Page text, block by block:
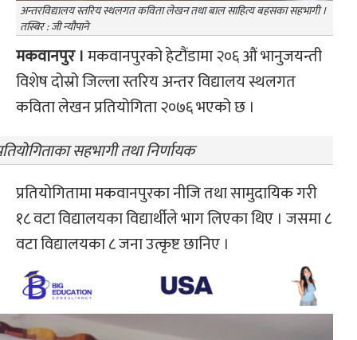
अन्तरविद्यालय स्तरिय स्थलगत कविता लेखन तथा बाल साहित्य बहसका सहभागी ।
तस्बिर : जी न्यौपाने
मकवानपुर ।मकवानपुरको हेटौंडामा २०६ औं भानुजयन्ती
विशेष दोस्रो जिल्ला स्तरिय अन्तर विद्यालय स्थलगत
कविता लेखन प्रतियोगिता २०७६ भएको छ ।
सहभागी तथा निर्णायक
प्रतियोगितामा मकवानपुरका नीजि तथा सामुदायिक गरी
१८ वटा विद्यालयका विद्यार्थीले भाग लिएका थिए । जसमा ८
वटा विद्यालयका ८ जना उत्कृष्ट छानिए ।